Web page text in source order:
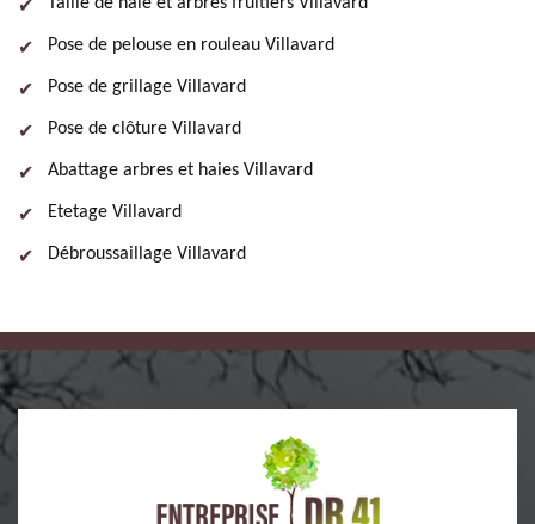
Pose de pelouse en rouleau Villavard
Pose de grillage Villavard
Pose de clôture Villavard
Abattage arbres et haies Villavard
Etetage Villavard
Débroussaillage Villavard